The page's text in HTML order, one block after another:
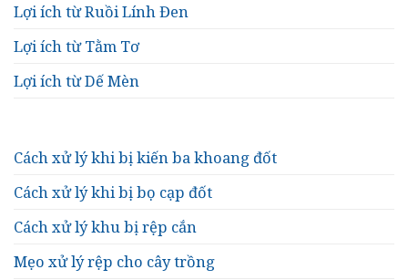
Lợi ích từ Ruồi Lính Đen
Lợi ích từ Tằm Tơ
Lợi ích từ Dế Mèn
Cách xử lý khi bị kiến ba khoang đốt
Cách xử lý khi bị bọ cạp đốt
Cách xử lý khu bị rệp cắn
Mẹo xử lý rệp cho cây trồng